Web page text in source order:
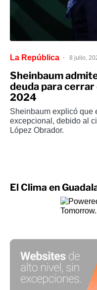
La República 8 julio,
Sheinbaum
deuda para
2024
Sheinbaum explicó que
excepcional, debido al
López Obrador.
El Clima en